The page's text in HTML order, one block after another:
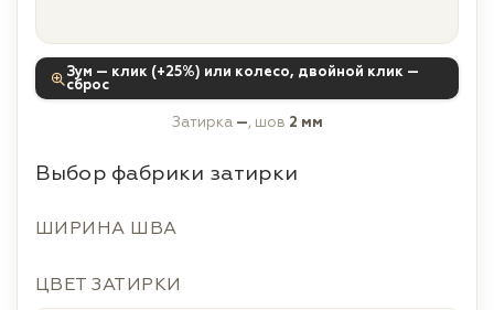
Зум — клик (+25%) или колесо, двойной клик —
сброс
Затирка —, шов 2 мм
Выбор фабрики затирки
ШИРИНА ШВА
ЦВЕТ ЗАТИРКИ